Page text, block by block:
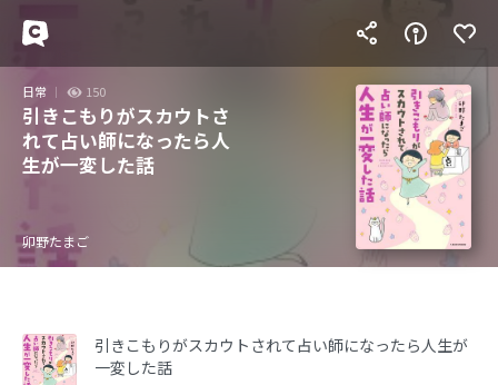
日常 150
引きこもりがスカウトさ
れて占い師になったら人
生が一変した話
卯野たまご
引きこもりがスカウトされて占い師になったら人生が
一変した話